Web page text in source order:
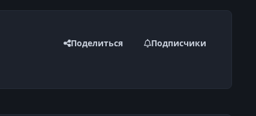
Поделиться Подписчики